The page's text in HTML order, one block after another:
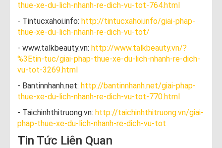
thue-xe-du-lich-nhanh-re-dich-vu-tot-764.html
- Tintucxahoi.info: http://tintucxahoi.info/giai-phap-
thue-xe-du-lich-nhanh-re-dich-vu-tot/
- www.talkbeauty.vn: http://www.talkbeauty.vn/?
%3Etin-tuc/giai-phap-thue-xe-du-lich-nhanh-re-dich-
vu-tot-3269.html
- Bantinnhanh.net: http://bantinnhanh.net/giai-phap-
thue-xe-du-lich-nhanh-re-dich-vu-tot-770.html
- Taichinhthitruong.vn: http://taichinhthitruong.vn/giai-
phap-thue-xe-du-lich-nhanh-re-dich-vu-tot
Tin Tức Liên Quan